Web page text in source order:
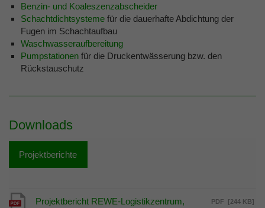
Benzin- und Koaleszenzabscheider
Schachtdichtsysteme für die dauerhafte Abdichtung der
Fugen im Schachtaufbau
Waschwasseraufbereitung
Pumpstationen für die Druckentwässerung bzw. den
Rückstauschutz
Downloads
Projektberichte
[244 KB]
PDF
Projektbericht REWE-Logistikzentrum,